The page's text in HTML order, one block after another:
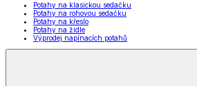
Potahy na klasickou sedačku
Potahy na rohovou sedačku
Potahy na křeslo
Potahy na židle
Výprodej napínacích potahů